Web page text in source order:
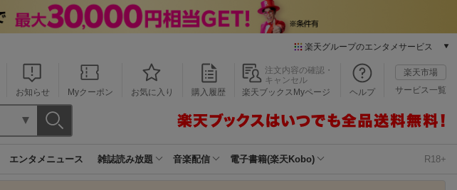
楽天グループのエンタメサービス
本/ゲーム/CD/DVD
楽天ブックス
楽天Kobo
お知らせ Myクーポン お気に入り 購入履歴
注文内容の確認・
キャンセル
楽天ブックスMyページ
ヘルプ
楽天市場
サービス一覧
エンタメニュース 雑誌読み放題 音楽配信 電子書籍(楽天Kobo) R18+